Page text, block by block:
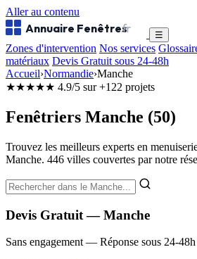
Aller au contenu
Annuaire Fenêtres
.fr ☰
Zones d'intervention Nos services
matériaux Devis Gratuit sous 24-48h
Accueil›Normandie›Manche
★★★★★ 4.9/5 sur +122 projets
Fenêtriers Manche (50)
Trouvez les meilleurs experts en
Manche. 446 villes couvertes par notre
Devis Gratuit — Manche
Sans engagement — Réponse sous 24-48h